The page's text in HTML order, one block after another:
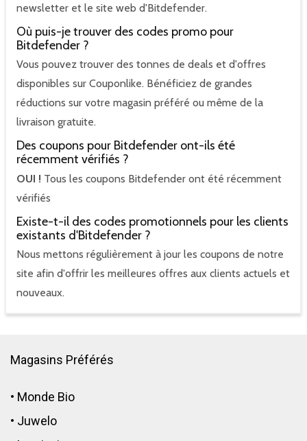
newsletter et le site web d'Bitdefender.
Où puis-je trouver des codes promo pour
Bitdefender ?
Vous pouvez trouver des tonnes de deals et d'offres
disponibles sur Couponlike. Bénéficiez de grandes
réductions sur votre magasin préféré ou même de la
livraison gratuite.
Des coupons pour Bitdefender ont-ils été
récemment vérifiés ?
OUI ! Tous les coupons Bitdefender ont été récemment
vérifiés
Existe-t-il des codes promotionnels pour les clients
existants d'Bitdefender ?
Nous mettons régulièrement à jour les coupons de notre
site afin d'offrir les meilleures offres aux clients actuels et
nouveaux.
Magasins Préférés
• Monde Bio
• Juwelo